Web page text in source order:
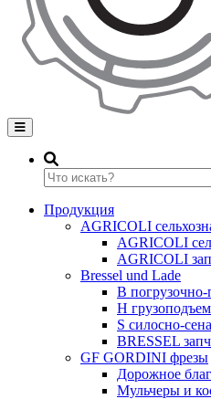
Переключение навигации
Продукция
AGRICOLI
AGRICOLI
AGRICOLI
Bressel und Lade
B
H
S силосно-
BRESSEL
GF GORDINI фрезы
Дорожное
Мульчеры и